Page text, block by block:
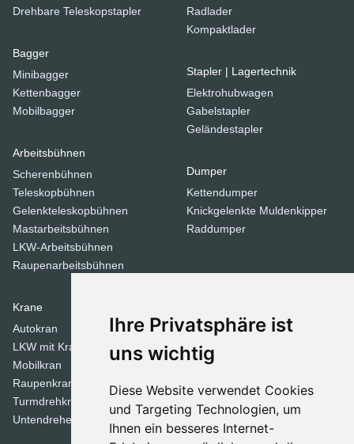
Ihre Privatsphäre ist
uns wichtig
Diese Website verwendet Cookies
und Targeting Technologien, um
Ihnen ein besseres Internet-
Drehbare Teleskopstapler
Bagger
Minibagger
Kettenbagger
Mobilbagger
Arbeitsbühnen
Scherenbühnen
Teleskopbühnen
Gelenkteleskopbühnen
Mastarbeitsbühnen
LKW-Arbeitsbühnen
Raupenarbeitsbühnen
Radlader
Kompaktlader
Stapler | Lagertechnik
Elektrohubwagen
Gabelstapler
Geländestapler
Dumper
Kettendumper
Knickgelenkte Muldenkipper
Raddumper
Krane
Autokran
LKW mit Kran
Mobilkran
Raupenkran
Turmdrehkrane
Untendreherkrane
Stampfer
Tandemwalzen
Walzen
Dozer
Planierraupen